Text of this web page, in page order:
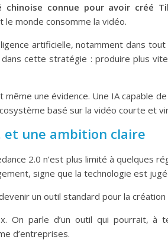
chinoise connue pour avoir créé
monde consomme la vidéo.
artificielle, notamment dans
dans cette stratégie : produire plus
même une évidence. Une IA capable
basé sur la vidéo courte et
une ambition claire
2.0 n’est plus limité à quelques
signe que la technologie est
un outil standard pour la création
On parle d’un outil qui pourrait, à
d’entreprises.